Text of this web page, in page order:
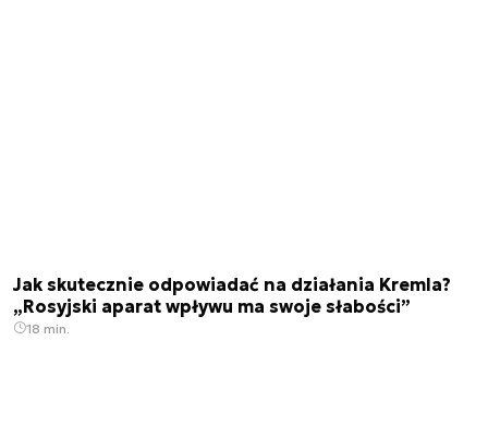
Jak skutecznie odpowiadać na działania Kremla?
„Rosyjski aparat wpływu ma swoje słabości”
18 min.